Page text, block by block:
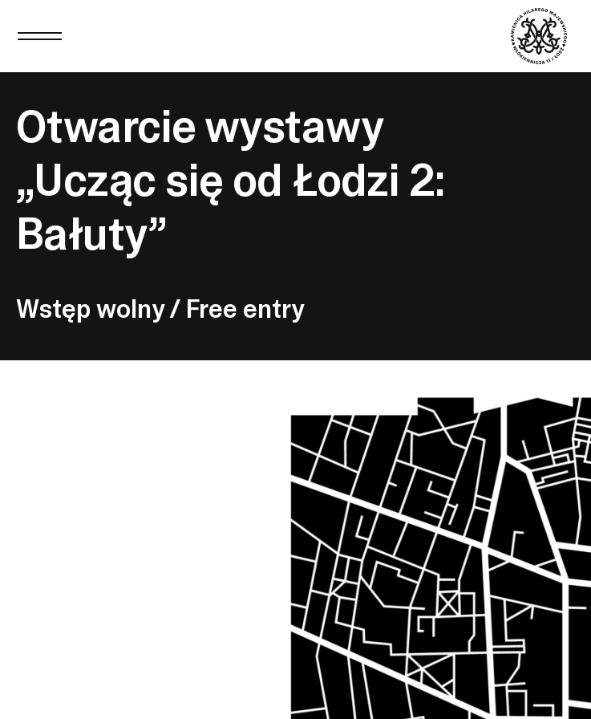
Otwarcie wystawy
„Ucząc się od Łodzi 2:
Bałuty”
Wstęp wolny / Free entry